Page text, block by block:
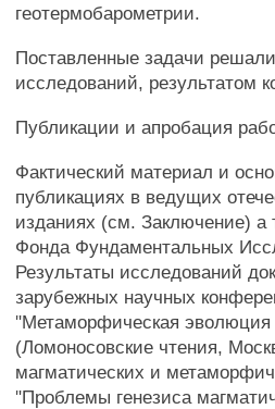
геотермобарометрии.
Поставленные задачи
исследований, результатом
Публикации и апробация
Фактический материал и
публикациях в ведущих
изданиях (см. Заключение) а
Фонда Фундаментальных
Результаты исследований
зарубежных научных
"Метаморфическая эволюция
(Ломоносовские чтения,
магматических и
"Проблемы генезиса